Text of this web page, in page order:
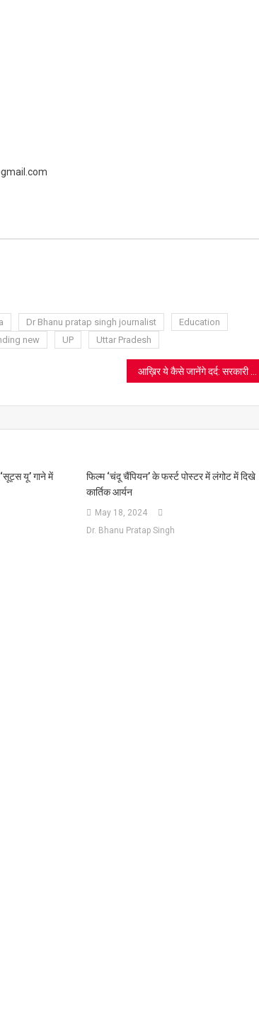
Dr Bhanu pratap singh journalist
Education
new UP Uttar Pradesh
यू’ गाने में
फिल्म ‘चंदू चैंपियन’ के फर्स्ट पोस्टर में लंगोट में दिखे
कार्तिक आर्यन
May 18, 2024
Dr. Bhanu Pratap Singh